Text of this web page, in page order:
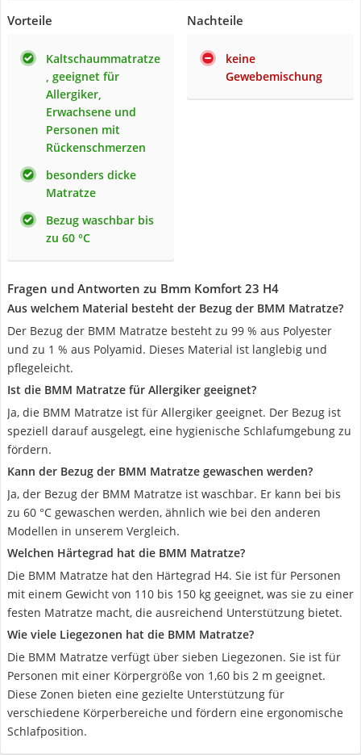
Vorteile
Kaltschaummatratze
, geeignet für
Allergiker,
Erwachsene und
Personen mit
Rückenschmerzen
besonders dicke
Matratze
Bezug waschbar bis
zu 60 °C
Nachteile
keine
Gewebemischung
Fragen und Antworten zu Bmm Komfort 23 H4
Aus welchem Material besteht der Bezug der BMM Matratze?
Der Bezug der BMM Matratze besteht zu 99 % aus Polyester
und zu 1 % aus Polyamid. Dieses Material ist langlebig und
pflegeleicht.
Ist die BMM Matratze für Allergiker geeignet?
Ja, die BMM Matratze ist für Allergiker geeignet. Der Bezug ist
speziell darauf ausgelegt, eine hygienische Schlafumgebung zu
fördern.
Kann der Bezug der BMM Matratze gewaschen werden?
Ja, der Bezug der BMM Matratze ist waschbar. Er kann bei bis
zu 60 °C gewaschen werden, ähnlich wie bei den anderen
Modellen in unserem Vergleich.
Welchen Härtegrad hat die BMM Matratze?
Die BMM Matratze hat den Härtegrad H4. Sie ist für Personen
mit einem Gewicht von 110 bis 150 kg geeignet, was sie zu einer
festen Matratze macht, die ausreichend Unterstützung bietet.
Wie viele Liegezonen hat die BMM Matratze?
Die BMM Matratze verfügt über sieben Liegezonen. Sie ist für
Personen mit einer Körpergröße von 1,60 bis 2 m geeignet.
Diese Zonen bieten eine gezielte Unterstützung für
verschiedene Körperbereiche und fördern eine ergonomische
Schlafposition.